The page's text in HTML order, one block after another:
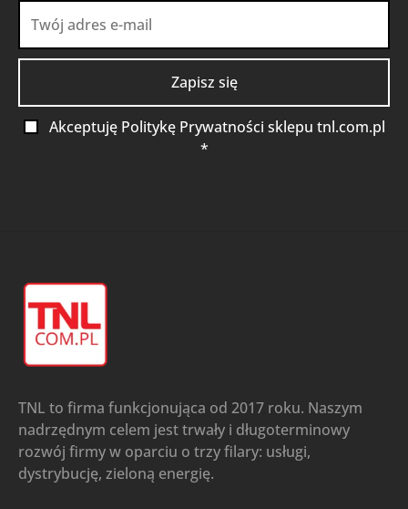
Akceptuję Politykę Prywatności sklepu tnl.com.pl
*
TNL to firma funkcjonująca od 2017 roku. Naszym
nadrzędnym celem jest trwały i długoterminowy
rozwój firmy w oparciu o trzy filary: usługi,
dystrybucję, zieloną energię.